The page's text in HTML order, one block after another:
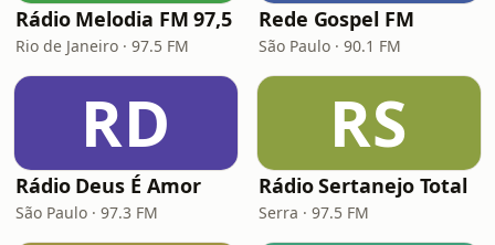
Rádio Melodia FM 97,5
Rio de Janeiro · 97.5 FM
Rede Gospel FM
São Paulo · 90.1 FM
RD
Rádio Deus É Amor
São Paulo · 97.3 FM
RS
Rádio Sertanejo Total
Serra · 97.5 FM